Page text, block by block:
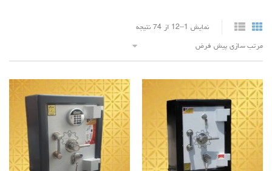
نمایش 1–12 از 74 نتیجه
مرتب سازی پیش فرض